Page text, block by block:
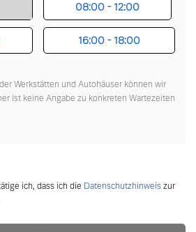
08:00 - 12:00
16:00 - 18:00
Werkstätten und Autohäuser können wir
ist keine Angabe zu konkreten Wartezeiten
ich, dass ich die Datenschutzhinweiszur